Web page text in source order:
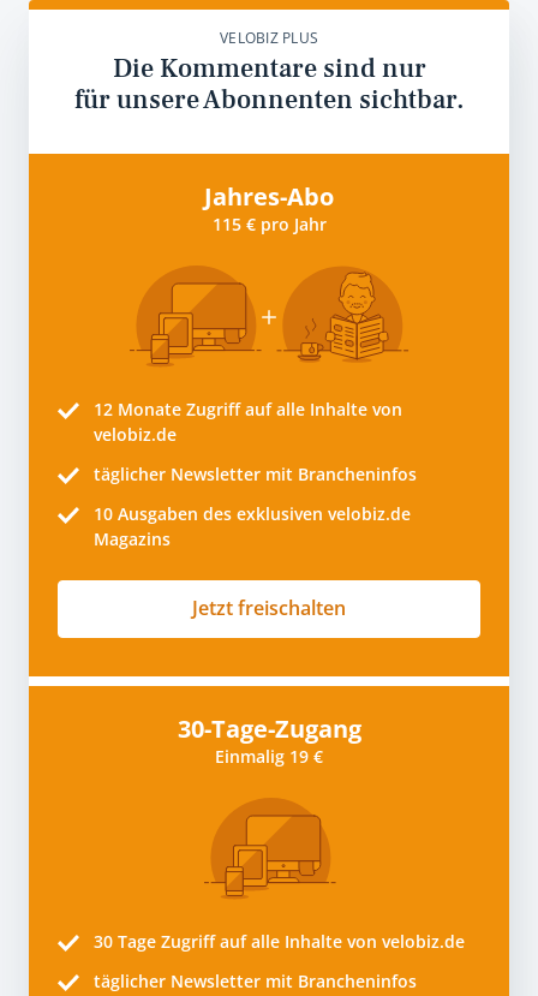
VELOBIZ PLUS
Die Kommentare sind nur
für unsere Abonnenten sichtbar.
Jahres-Abo
115 € pro Jahr
12 Monate Zugriff auf alle Inhalte von
velobiz.de
täglicher Newsletter mit Brancheninfos
10 Ausgaben des exklusiven velobiz.de
Magazins
Jetzt freischalten
30-Tage-Zugang
Einmalig 19 €
30 Tage Zugriff auf alle Inhalte von velobiz.de
täglicher Newsletter mit Brancheninfos